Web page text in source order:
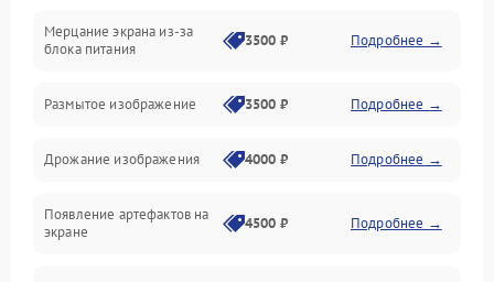
Неисправность управления и интерфейсов
Мерцание экрана из-за
блока питания
3500 ₽ Подробнее →
Размытое изображение 3500 ₽ Подробнее →
Дрожание изображения 4000 ₽ Подробнее →
Появление артефактов на
экране
4500 ₽ Подробнее →